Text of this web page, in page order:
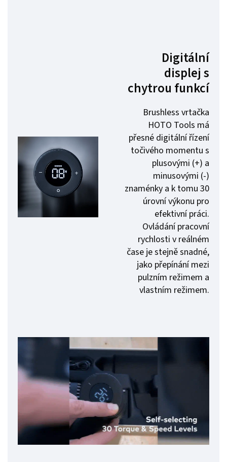
Digitální
displej s
chytrou funkcí
Brushless vrtačka
HOTO Tools má
přesné digitální řízení
točivého momentu s
plusovými (+) a
minusovými (-)
znaménky a k tomu 30
úrovní výkonu pro
efektivní práci.
Ovládání pracovní
rychlosti v reálném
čase je stejně snadné,
jako přepínání mezi
pulzním režimem a
vlastním režimem.